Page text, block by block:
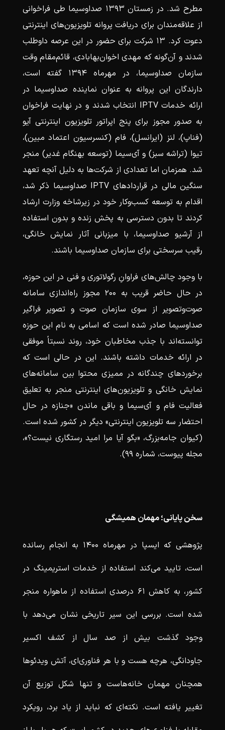
مطرح شد. در زمستان ۱۳۹۳ صداوسیما طی فراخوانی
از علاقه‌مندان برای دریافت پروانه‌ تلویزیون‌های اینترنتی
دعوت کرد. ۱۳ شرکت برای حضور در این عرصه داوطلب
شدند و آن‌گونه که مهدی اخوان‌بهابادی، قائم‌مقام وقت
سازمان صداوسیما، در مهرماه ۱۳۹۴ گفته است،
دارندگان این پروانه به عنوان نماینده صداوسیما در
ارائه خدمات IPTV انتخاب شدند و در نهایت فراخوان
به صدور مجوز برای پنج اپراتور تلویزیون اینترنتی آیو
(فناپ)، لنز (ایرانسل)، فام (کنسرسیون اعتماد مبین)،
تیوا (تراشه سبز) و آی‌سیما (توسعه بهنگام غدیر) منجر
شد. همزمان اما تعدادی از شرکت‌ها به دلیل آنچه تعهد
سنگین مالی در قرارداد‌های IPTV صداوسیما ذکر شد،
اقدام به توسعه کسب‌وکار خود در زیرشاخه وزارت ارشاد
کردند تا بدون دسترسی به پخش زنده و بدون استفاده
از آرشیو صداوسیما، با میزبانی آثار نمایش خانگی،
رقیب سرسختی برای سازمان صداوسیما باشند.
با وجود چالش‌های فراوانِ رگولاتوری و فنی در این حوزه،
در حال حاضر قریب به ۲۰۰ مجوز راه‌اندازی سامانه
صوت‌وتصویر از سوی سازمان صوت و تصویر فراگیر
صداوسیما صادر شده است که اسامی‌ به نام این حوزه
توانسته‌اند با جذب مخاطبان خود، روند نسبتاً موفقی
در ارائه خدمات داشته باشند. این در حالی است که
برخوردهای چندگانه در ممیزی محتوا بین سامانه‌های
نمایش خانگی و تلویزیون‌های اینترنتی منجر به تعلیق
فعالیت فام و آی‌سیما و باقی ماندن «جنازه در حال
احتضار سه تلویزیون اینترنتی» دیگر در کشور شده است.
(کیوان جامه‎‌بزرگ، «بگو آیا مرا امید رستگاری نیست؟»،
مجله پیوست، شماره ۹۹).
سخن پایانی؛ مهمان همیشگی
پژوهشی که ایسپا در مهرماه ۱۴۰۰ به انجام رسانده
است، تایید می‌کند استفاده از خدمات استریمینگ در
کشور، به کاهش ۶۱ درصدی استفاده از ماهواره منجر
شده است. بررسی این سیر تاریخی نشان می‌دهد با
وجود گذشت بیش از صد سال از کشف اکسیر
جاودانگی، هرچه هست و با هر فناوری‌ای، آتش ویدئوها
همچنان مهمان خانه‌هاست و تنها شکل توزیع آن
تغییر یافته است. نکته‌ای که نباید از یاد برد، رویکرد